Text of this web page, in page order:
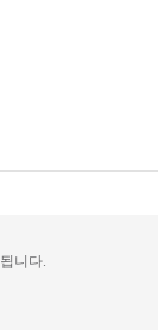
됩니다.